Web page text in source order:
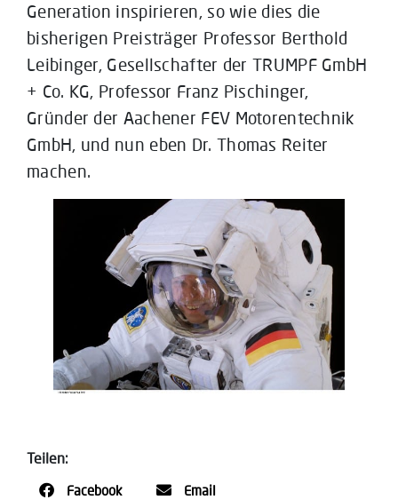
Generation inspirieren, so wie dies die
bisherigen Preisträger Professor Berthold
Leibinger, Gesellschafter der TRUMPF GmbH
+ Co. KG, Professor Franz Pischinger,
Gründer der Aachener FEV Motorentechnik
GmbH, und nun eben Dr. Thomas Reiter
machen.
Teilen:
Facebook Email